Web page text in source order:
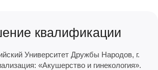
квалификации
Университет Дружбы Народов, г.
«Акушерство и гинекология».